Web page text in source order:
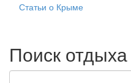
Статьи о Крыме
Поиск отдыха